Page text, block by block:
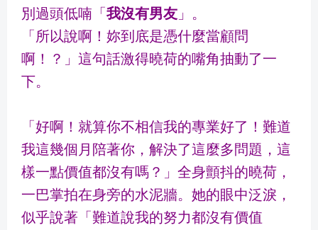
別過頭低喃「我沒有男友 」。
「所以說啊！妳到底是憑什麼當顧問
啊！？」這句話激得曉荷的嘴角抽動了一
下。
「好啊！就算你不相信我的專業好了！難道
我這幾個月陪著你，解決了這麼多問題，這
樣一點價值都沒有嗎？」全身顫抖的曉荷，
一巴掌拍在身旁的水泥牆。她的眼中泛淚，
似乎說著「難道說我的努力都沒有價值